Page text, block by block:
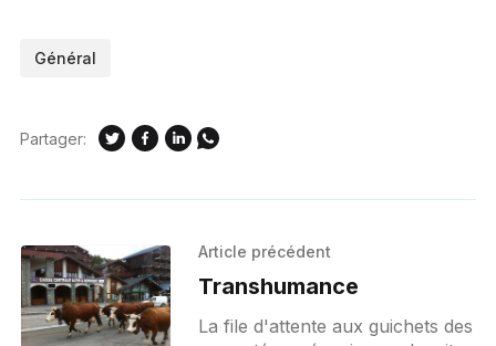
Général
Partager:
Article précédent
Transhumance
La file d'attente aux guichets des